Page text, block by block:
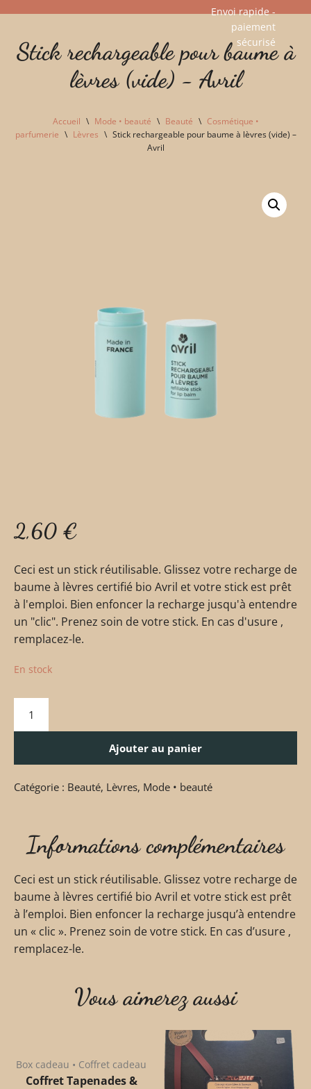
au
Envoi rapide -
paiement
sécurisé​
Stick rechargeable pour baume à
lèvres (vide) - Avril
Accueil \ Mode • beauté \ Beauté \ Cosmétique •
parfumerie \ Lèvres \ Stick rechargeable pour baume à lèvres (vide) –
Avril
2,60 €
Ceci est un stick réutilisable. Glissez votre recharge de
baume à lèvres certifié bio Avril et votre stick est prêt
à l'emploi. Bien enfoncer la recharge jusqu'à entendre
un "clic". Prenez soin de votre stick. En cas d'usure ,
remplacez-le.
En stock
Ajouter au panier
Catégorie : Beauté, Lèvres, Mode • beauté
Informations complémentaires
Ceci est un stick réutilisable. Glissez votre recharge de
baume à lèvres certifié bio Avril et votre stick est prêt
à l’emploi. Bien enfoncer la recharge jusqu’à entendre
un « clic ». Prenez soin de votre stick. En cas d’usure ,
remplacez-le.
Vous aimerez aussi
Box cadeau • Coffret cadeau
Coffret Tapenades &